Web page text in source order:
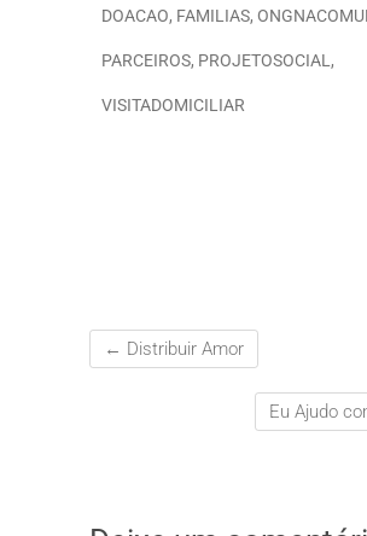
DOACAO, FAMILIAS,
PARCEIROS, PROJETOSOCIAL ,
VISITADOMICILIAR
← Distribuir Amor
Eu Ajudo